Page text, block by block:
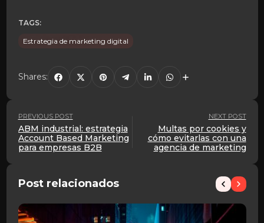
TAGS:
Estrategia de marketing digital
Shares:
PREVIOUS POST
ABM industrial: estrategia
Account Based Marketing
para empresas B2B
NEXT POST
Multas por cookies y
cómo evitarlas con una
agencia de marketing
Post relacionados